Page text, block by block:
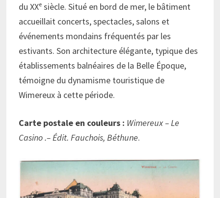
du XXᵉ siècle. Situé en bord de mer, le bâtiment
accueillait concerts, spectacles, salons et
événements mondains fréquentés par les
estivants. Son architecture élégante, typique des
établissements balnéaires de la Belle Époque,
témoigne du dynamisme touristique de
Wimereux à cette période.
Carte postale en couleurs : Wimereux – Le
Casino .– Édit. Fauchois, Béthune.